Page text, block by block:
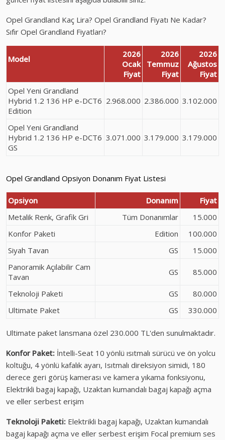
Opel Grandland Kaç Lira? Opel Grandland Fiyatı Ne Kadar?
Sıfır Opel Grandland Fiyatları?
Model
2026
Ocak
Fiyat
2026
Temmuz
Fiyat
2026
Ağustos
Fiyat
Opel Yeni Grandland
Hybrid 1.2 136 HP e-DCT6
Edition
2.968.000 2.386.000 3.102.000
Opel Yeni Grandland
Hybrid 1.2 136 HP e-DCT6
GS
3.071.000 3.179.000 3.179.000
Opel Grandland Opsiyon Donanım Fiyat Listesi
Opsiyon Donanım
Fiyat
Metalik Renk, Grafik Gri
Tüm Donanımlar
15.000
Konfor Paketi
Edition
100.000
Siyah Tavan
GS
15.000
Panoramik Açılabilir Cam
Tavan
GS 85.000
Teknoloji Paketi GS
80.000
Ultimate Paket
GS 330.000
Ultimate paket lansmana özel 230.000 TL'den sunulmaktadır.
Konfor Paket: İntelli-Seat 10 yönlü ısıtmalı sürücü ve ön yolcu
koltuğu, 4 yönlü kafalık ayarı, Isıtmalı direksiyon simidi, 180
derece geri görüş kamerası ve kamera yıkama fonksiyonu,
Elektrikli bagaj kapağı, Uzaktan kumandalı bagaj kapağı açma
ve eller serbest erişim
Teknoloji Paketi: Elektrikli bagaj kapağı, Uzaktan kumandalı
bagaj kapağı açma ve eller serbest erişim Focal premium ses